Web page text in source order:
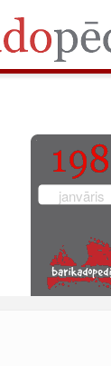
janvāris